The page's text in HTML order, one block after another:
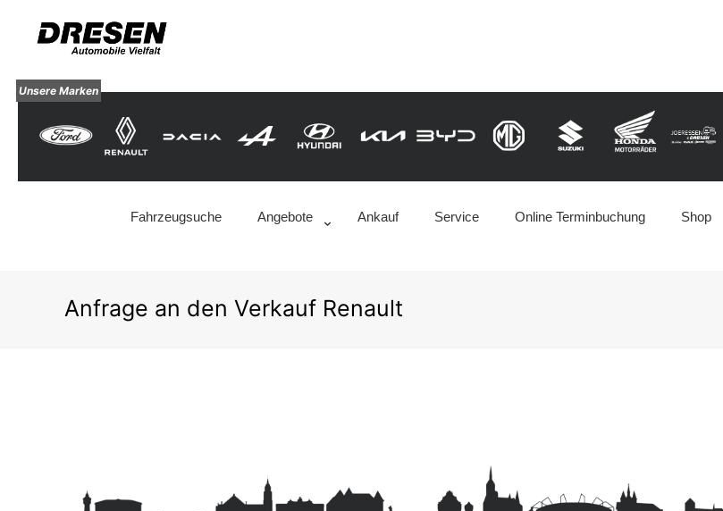
Unsere Marken
Fahrzeugsuche Angebote Ankauf Service Online Terminbuchung Shop
Anfrage an den Verkauf Renault